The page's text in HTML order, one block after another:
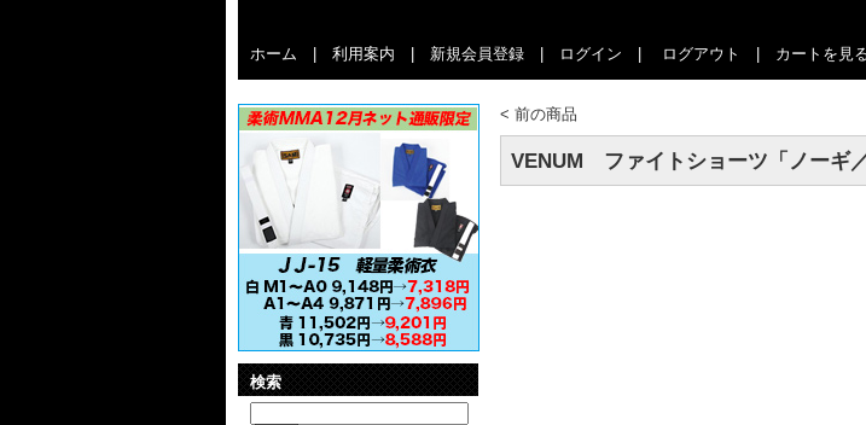
ホーム 利用案内 新規会員登録 ログイン ログアウト カートを見
検索
< 前の商品
VENUM ファイトショーツ「ノーギ